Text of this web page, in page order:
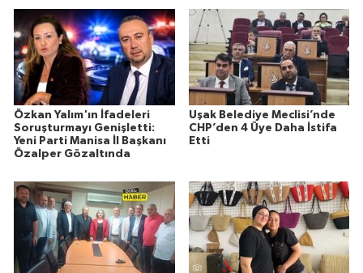
Özkan Yalım'ın İfadeleri
Soruşturmayı Genişletti:
Yeni Parti Manisa İl Başkanı
Özalper Gözaltında
Uşak Belediye Meclisi’nde
CHP’den 4 Üye Daha İstifa
Etti